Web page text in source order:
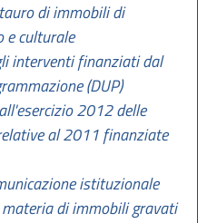
di immobili di
e culturale
interventi finanziati dal
(DUP)
2012 delle
al 2011 finanziate
istituzionale
di immobili gravati